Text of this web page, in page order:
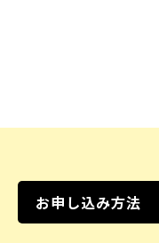
お申し込み方法